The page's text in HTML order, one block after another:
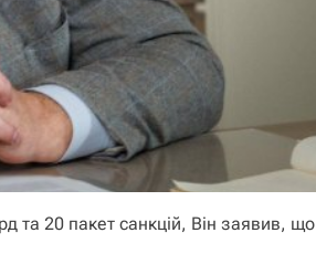
та 20 пакет санкцій, Він заявив, що